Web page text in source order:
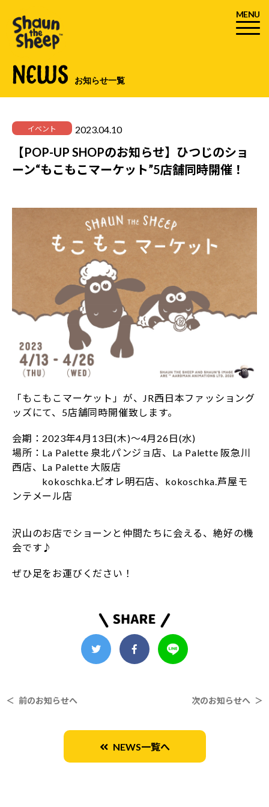
MENU
NEWS お知らせ一覧
イベント 2023.04.10
【POP-UP SHOPのお知らせ】ひつじのショ
ーン“もこもこマーケット”5店舗同時開催！
「もこもこマーケット」が、JR西日本ファッショング
ッズにて、5店舗同時開催致します。
会期：2023年4月13日(木)～4月26日(水)
場所：La Palette 泉北パンジョ店、La Palette 阪急川
西店、La Palette 大阪店
kokoschka.ピオレ明石店、kokoschka.芦屋モ
ンテメール店
沢山のお店でショーンと仲間たちに会える、絶好の機
会です♪
ぜひ足をお運びください！
＜ 前のお知らせへ 次のお知らせへ ＞
NEWS一覧へ